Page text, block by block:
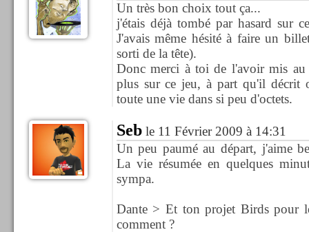
Un très bon choix tout ça...
j'étais déjà tombé par hasard sur
J'avais même hésité à faire un
sorti de la tête).
Donc merci à toi de l'avoir mis
plus sur ce jeu, à part qu'il décrit
toute une vie dans si peu d'octets.
Seble 11 Février 2009 à 14:31
Un peu paumé au départ, j'aime
La vie résumée en quelques
sympa.
Dante > Et ton projet Birds pour
comment ?